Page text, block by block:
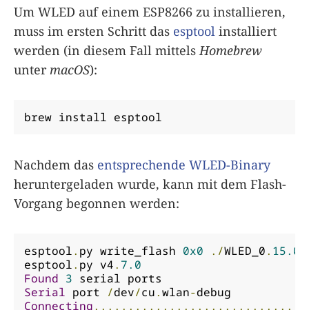
Um WLED auf einem ESP8266 zu installieren,
muss im ersten Schritt das esptool installiert
werden (in diesem Fall mittels Homebrew
unter macOS):
brew install esptool
Nachdem das entsprechende WLED-Binary
heruntergeladen wurde, kann mit dem Flash-
Vorgang begonnen werden:
esptool. py write_flash 0x0 ./WLED_0. 15.0
esptool. py v4. 7.0
Found 3
Serial port /dev/cu.wlan-
Connecting